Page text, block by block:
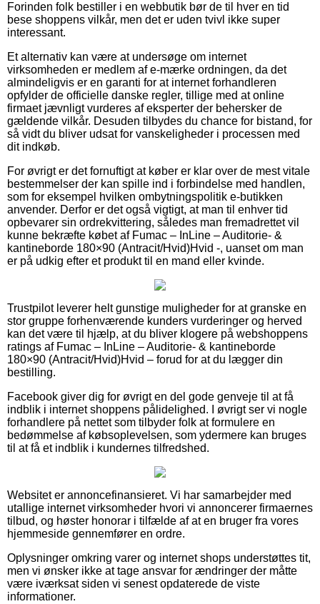
Forinden folk bestiller i en webbutik bør de til hver en tid
bese shoppens vilkår, men det er uden tvivl ikke super
interessant.
Et alternativ kan være at undersøge om internet
virksomheden er medlem af e-mærke ordningen, da det
almindeligvis er en garanti for at internet forhandleren
opfylder de officielle danske regler, tillige med at online
firmaet jævnligt vurderes af eksperter der behersker de
gældende vilkår. Desuden tilbydes du chance for bistand, for
så vidt du bliver udsat for vanskeligheder i processen med
dit indkøb.
For øvrigt er det fornuftigt at køber er klar over de mest vitale
bestemmelser der kan spille ind i forbindelse med handlen,
som for eksempel hvilken ombytningspolitik e-butikken
anvender. Derfor er det også vigtigt, at man til enhver tid
opbevarer sin ordrekvittering, således man fremadrettet vil
kunne bekræfte købet af Fumac – InLine – Auditorie- &
kantineborde 180×90 (Antracit/Hvid)Hvid -, uanset om man
er på udkig efter et produkt til en mand eller kvinde.
Trustpilot leverer helt gunstige muligheder for at granske en
stor gruppe forhenværende kunders vurderinger og herved
kan det være til hjælp, at du bliver klogere på webshoppens
ratings af Fumac – InLine – Auditorie- & kantineborde
180×90 (Antracit/Hvid)Hvid – forud for at du lægger din
bestilling.
Facebook giver dig for øvrigt en del gode genveje til at få
indblik i internet shoppens pålidelighed. I øvrigt ser vi nogle
forhandlere på nettet som tilbyder folk at formulere en
bedømmelse af købsoplevelsen, som ydermere kan bruges
til at få et indblik i kundernes tilfredshed.
Websitet er annoncefinansieret. Vi har samarbejder med
utallige internet virksomheder hvori vi annoncerer firmaernes
tilbud, og høster honorar i tilfælde af at en bruger fra vores
hjemmeside gennemfører en ordre.
Oplysninger omkring varer og internet shops understøttes tit,
men vi ønsker ikke at tage ansvar for ændringer der måtte
være iværksat siden vi senest opdaterede de viste
informationer.